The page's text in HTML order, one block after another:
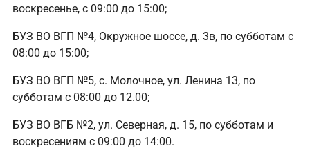
воскресенье, с 09:00 до 15:00;
БУЗ ВО ВГП №4, Окружное шоссе, д. 3в, по субботам с
08:00 до 15:00;
БУЗ ВО ВГП №5, с. Молочное, ул. Ленина 13, по
субботам с 08:00 до 12.00;
БУЗ ВО ВГБ №2, ул. Северная, д. 15, по субботам и
воскресениям с 09:00 до 14:00.